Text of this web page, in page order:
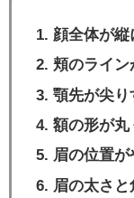
顔全体が
頬のライ
顎先が尖
額の形が丸
眉の位置
眉の太さ